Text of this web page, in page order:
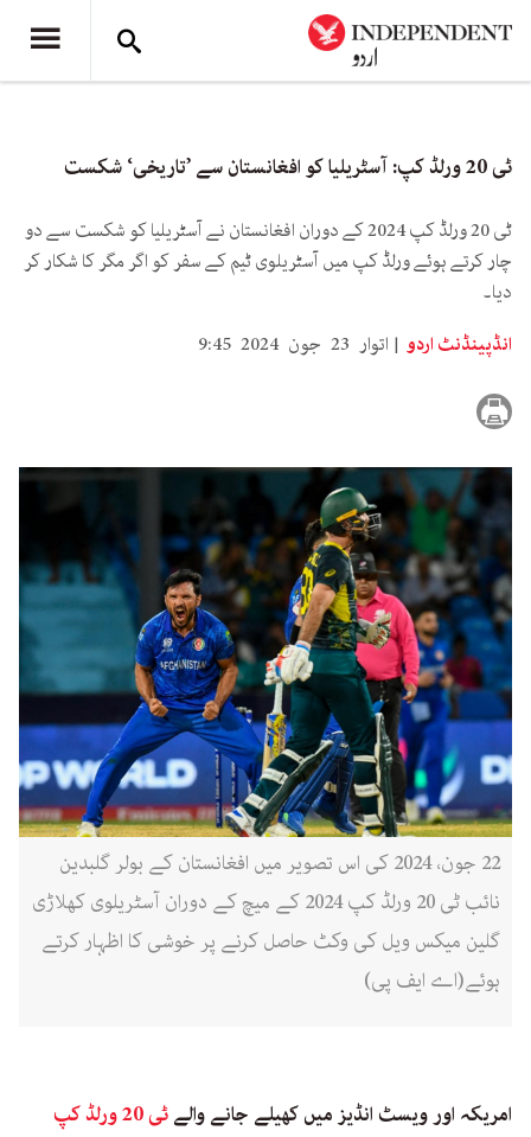
ٹی 20 ورلڈ کپ: آسٹریلیا کو افغانستان سے ’تاریخی‘ شکست
ٹی 20 ورلڈ کپ 2024 کے دوران افغانستان نے آسٹریلیا کو شکست سے دو
چار کرتے ہوئے ورلڈ کپ میں آسٹریلوی ٹیم کے سفر کو اگر مگر کا شکار کر
دیا۔
انڈپینڈنٹ اردو
اتوار 23 جون 2024 9:45
22 جون، 2024 کی اس تصویر میں افغانستان کے بولر گلبدین
نائب ٹی 20 ورلڈ کپ 2024 کے میچ کے دوران آسٹریلوی کھلاڑی
گلین میکس ویل کی وکٹ حاصل کرنے پر خوشی کا اظہار کرتے
ہوئے(اے ایف پی)
امریکہ اور ویسٹ انڈیز میں کھیلے جانے والے
ٹی 20 ورلڈ کپ